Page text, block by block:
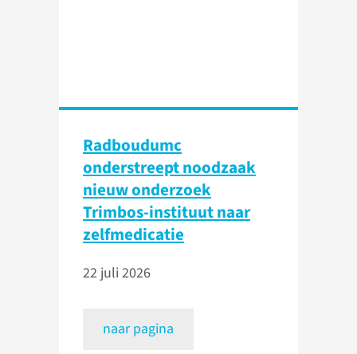
Radboudumc
onderstreept noodzaak
nieuw onderzoek
Trimbos-instituut naar
zelfmedicatie
22 juli 2026
naar pagina